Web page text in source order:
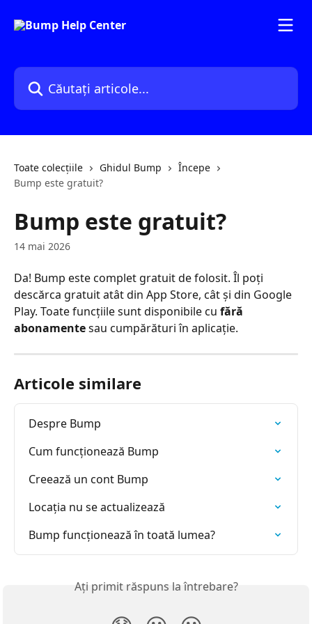
Căutați articole...
Toate colecțiile Ghidul Bump
Începe
Bump este gratuit?
Bump este gratuit?
14 mai 2026
Da! Bump este complet gratuit de folosit. Îl poți
descărca gratuit atât din App Store, cât și din Google
Play. Toate funcțiile sunt disponibile cu fără
abonamente sau cumpărături în aplicație.
Articole similare
Despre Bump
Cum funcționează Bump
Creează un cont Bump
Locația nu se actualizează
Bump funcționează în toată lumea?
Ați primit răspuns la întrebare?